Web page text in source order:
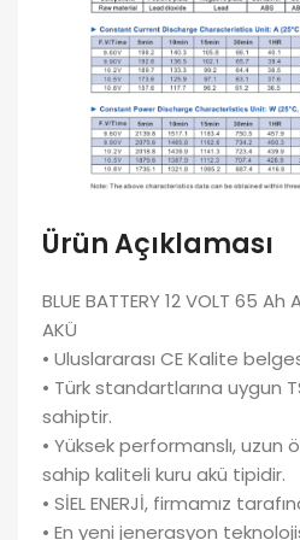
Ürün Açıklaması
BLUE BATTERY 12 VOLT 65 Ah
AKÜ
• Uluslararası CE Kalite
• Türk standartlarına uygun
sahiptir.
• Yüksek performanslı, uzun
sahip kaliteli kuru akü tipidir.
• SİEL ENERJİ, firmamız
• En yeni jenerasyon